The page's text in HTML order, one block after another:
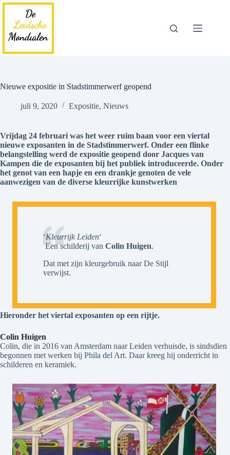
Ga
inhoud
Nieuwe expositie in Stadstimmerwerf geopend
juli 9, 2020 Expositie, Nieuws
Vrijdag 24 februari was het weer ruim baan voor een viertal
nieuwe exposanten in de Stadstimmerwerf. Onder een flinke
belangstelling werd de expositie geopend door Jacques van
Kampen die de exposanten bij het publiek introduceerde. Onder
het genot van een hapje en een drankje genoten de vele
aanwezigen van de diverse kleurrijke kunstwerken
‘Kleurrijk Leiden‘
Een schilderij van Colin Huigen.
Dat met zijn kleurgebruik naar De Stijl
verwijst.
Hieronder het viertal exposanten op een rijtje.
Colin Huigen
Colin, die in 2016 van Amsterdam naar Leiden verhuisde, is sindsdien
begonnen met werken bij Phila del Art. Daar kreeg hij onderricht in
schilderen en keramiek.